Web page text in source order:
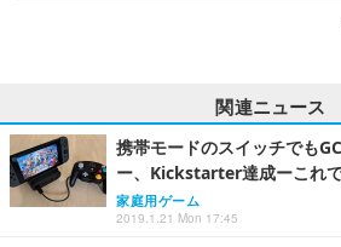
関連ニュース
携帯モードのスイッチでも
ー、Kickstarter達成ーこれ
家庭用ゲーム
2019.1.21 Mon 17:45